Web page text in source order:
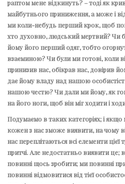
раптом мене відкинуть? – тоді як
майбутнього приниження, а може і
ми коли-небудь перший крок, щоб
хто духовно, людський мертвий? Чи
йому його перший одяг, тобто
взаєминою? Чи були ми готові, коли
принизив нас, обікрав нас, довірив
дає йому владу над нашою
нашою честю? Чи дали ми йому, як
на його ноги, щоб він міг ходити і
Подумаємо в таких категоріях; і
кожен з нас зможе виявити, на чому
нас переплітаються всі елементи цієї
притчі. Але недостатньо виявити
повинні щось зробити; ми повинні
повинні відмовитися від тієї